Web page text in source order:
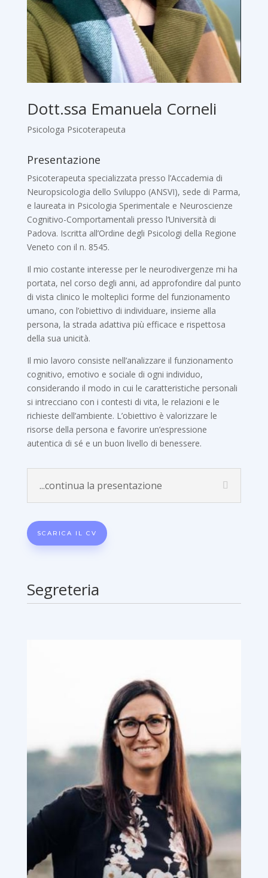
Dott.ssa Emanuela Corneli
Psicologa Psicoterapeuta
Presentazione
Psicoterapeuta specializzata presso l’Accademia di
Neuropsicologia dello Sviluppo (ANSVI), sede di Parma,
e laureata in Psicologia Sperimentale e Neuroscienze
Cognitivo-Comportamentali presso l’Università di
Padova. Iscritta all’Ordine degli Psicologi della Regione
Veneto con il n. 8545.
Il mio costante interesse per le neurodivergenze mi ha
portata, nel corso degli anni, ad approfondire dal punto
di vista clinico le molteplici forme del funzionamento
umano, con l’obiettivo di individuare, insieme alla
persona, la strada adattiva più efficace e rispettosa
della sua unicità.
Il mio lavoro consiste nell’analizzare il funzionamento
cognitivo, emotivo e sociale di ogni individuo,
considerando il modo in cui le caratteristiche personali
si intrecciano con i contesti di vita, le relazioni e le
richieste dell’ambiente. L’obiettivo è valorizzare le
risorse della persona e favorire un’espressione
autentica di sé e un buon livello di benessere.
...continua la presentazione
SCARICA IL CV
Segreteria